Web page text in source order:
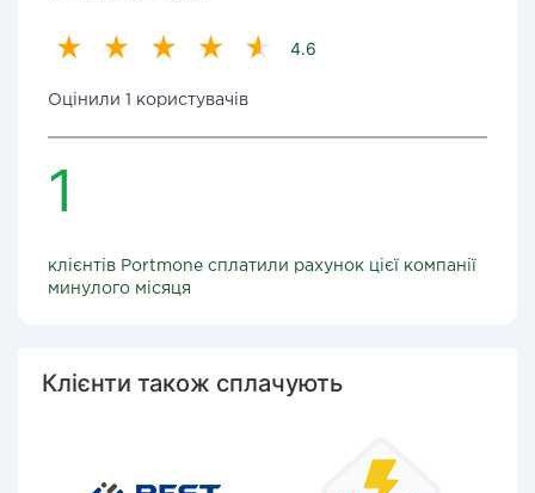
4.6
Оцінили 1 користувачів
1
клієнтів Portmone сплатили рахунок цієї компанії
минулого місяця
Клієнти також сплачують